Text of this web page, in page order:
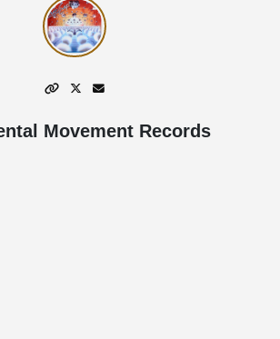
Movement Records